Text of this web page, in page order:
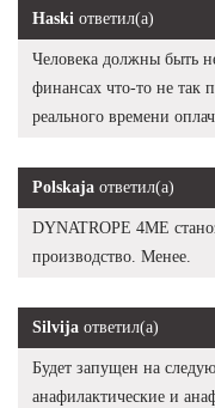
Haski ответил(а)
Человека должны быть
финансах что-то не так
реального времени
Polskaja ответил(а)
DYNATROPE 4ME
производство. Менее.
Silvija ответил(а)
Будет запущен на
анафилактические и